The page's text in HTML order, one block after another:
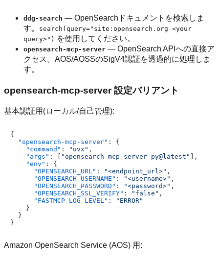
ddg-search — OpenSearchドキュメントを検索しま
す。
search(query="site:opensearch.org <your
query>") を使用してください。
opensearch-mcp-server — OpenSearch APIへの直接ア
クセス。AOS/AOSSのSigV4認証を透過的に処理しま
す。
opensearch-mcp-server 設定バリアント
基本認証用(ローカル/自己管理):
{
"opensearch-mcp-server" :
{
"command" : "uvx" ,
"args" : [ "opensearch-mcp-server-py@latest" ] ,
"env" :
{
"OPENSEARCH_URL" : "<endpoint_url>" ,
"OPENSEARCH_USERNAME" : "<username>" ,
"OPENSEARCH_PASSWORD" : "<password>" ,
"OPENSEARCH_SSL_VERIFY" : "false" ,
"FASTMCP_LOG_LEVEL" :
"ERROR"
}
}
}
Amazon OpenSearch Service (AOS) 用: